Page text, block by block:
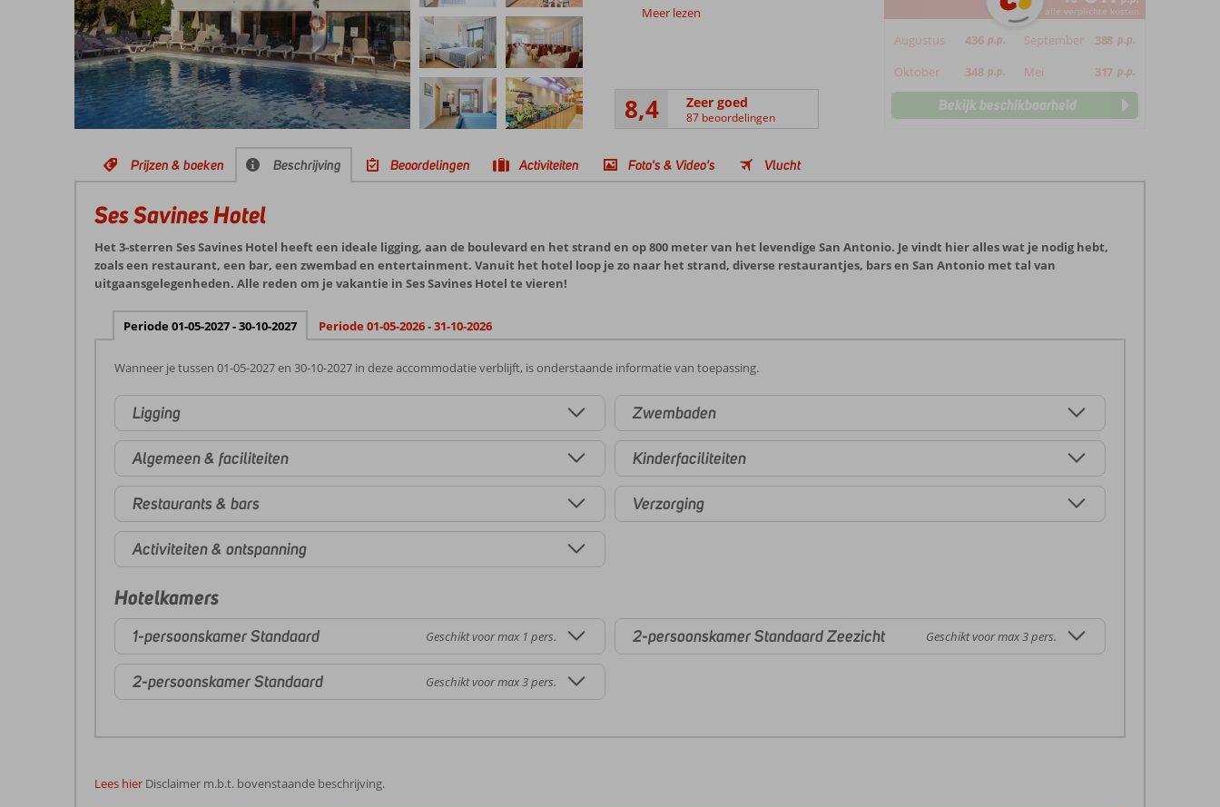
Meer lezen
8,4 Zeer goed
87 beoordelingen
*incl. alle verplichte kosten
Augustus 436 p.p. September 388 p.p.
Oktober 348 p.p. Mei 317 p.p.
Bekijk beschikbaarheid
Prijzen & boeken Beschrijving Beoordelingen Activiteiten Foto's & Video's Vlucht
Ses Savines Hotel
Het 3-sterren Ses Savines Hotel heeft een ideale ligging, aan de boulevard en het strand en op 800 meter van het levendige San Antonio. Je vindt hier alles wat je nodig hebt,
zoals een restaurant, een bar, een zwembad en entertainment. Vanuit het hotel loop je zo naar het strand, diverse restaurantjes, bars en San Antonio met tal van
uitgaansgelegenheden. Alle reden om je vakantie in Ses Savines Hotel te vieren!
Periode 01-05-2027 - 30-10-2027 Periode 01-05-2026 - 31-10-2026
Wanneer je tussen 01-05-2027 en 30-10-2027 in deze accommodatie verblijft, is onderstaande informatie van toepassing.
Ligging
Algemeen & faciliteiten
Restaurants & bars
Activiteiten & ontspanning
Zwembaden
Kinderfaciliteiten
Verzorging
Hotelkamers
1-persoonskamer Standaard Geschikt voor max 1 pers.
2-persoonskamer Standaard Geschikt voor max 3 pers.
2-persoonskamer Standaard Zeezicht Geschikt voor max 3 pers.
Lees hier Disclaimer m.b.t. bovenstaande beschrijving.